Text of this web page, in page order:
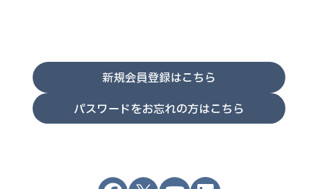
新規会員登録はこちら
パスワードをお忘れの方はこちら